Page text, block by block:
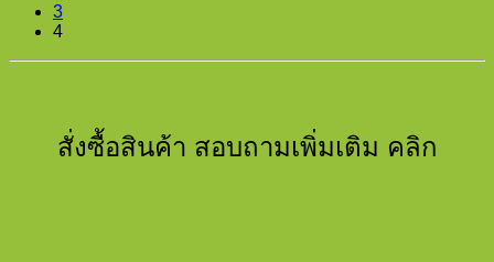
3
4
สั่งซื้อสินค้า สอบถามเพิ่มเติม คลิก